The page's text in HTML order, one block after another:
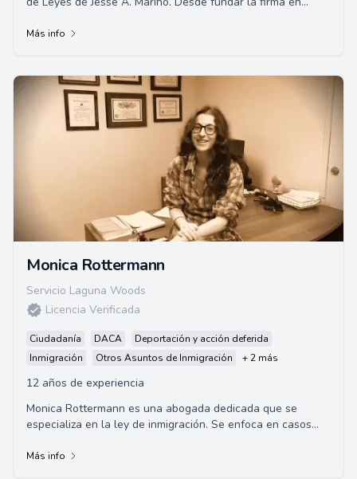
Más info
Monica Rottermann
Servicio Laguna Woods
Licencia Verificada
Ciudadanía DACA
Deportación y acción deferida
Inmigración
Otros Asuntos de Inmigración + 2 más
12 años de experiencia
Monica Rottermann es una abogada dedicada que se
especializa en la ley de inmigración. Se enfoca en casos
Más info